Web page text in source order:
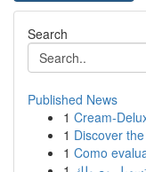
Search
Published News
1 Cream-
1 Discover
1 Como